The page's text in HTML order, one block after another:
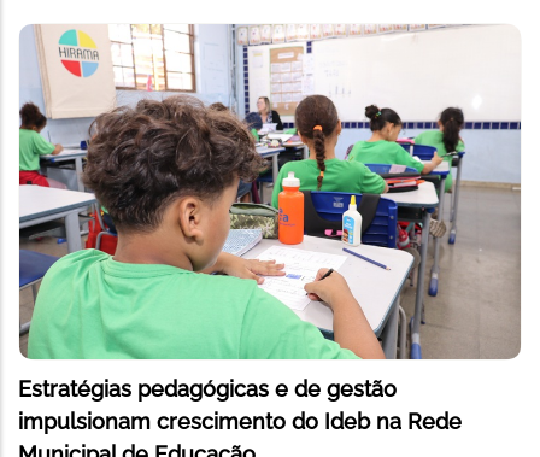
Estratégias pedagógicas e de gestão
impulsionam crescimento do Ideb na Rede